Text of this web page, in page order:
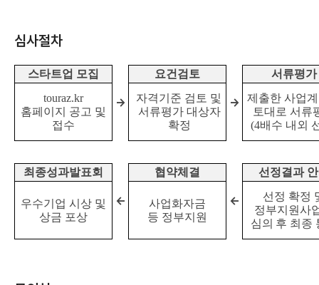
심사절차
스타트업 모집
→
요건검토
→
서류평가
touraz.kr
홈페이지 공고 및
접수
자격기준 검토 및
서류평가 대상자
확정
제출한 사업
토대로 서류
(4배수 내외
최종성과발표회
←
협약체결
←
선정결과
우수기업 시상 및
상금 포상
사업화자금
등 정부지원
선정 확정
정부지원사
심의 후 최종